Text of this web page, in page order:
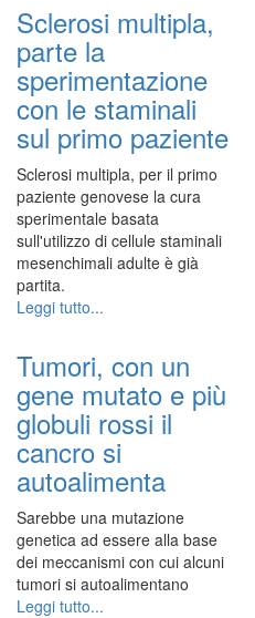
Sclerosi multipla,
parte la
sperimentazione
con le staminali
sul primo paziente
Sclerosi multipla, per il primo
paziente genovese la cura
sperimentale basata
sull'utilizzo di cellule staminali
mesenchimali adulte è già
partita.
Leggi tutto...
Tumori, con un
gene mutato e più
globuli rossi il
cancro si
autoalimenta
Sarebbe una mutazione
genetica ad essere alla base
dei meccanismi con cui alcuni
tumori si autoalimentano
Leggi tutto...